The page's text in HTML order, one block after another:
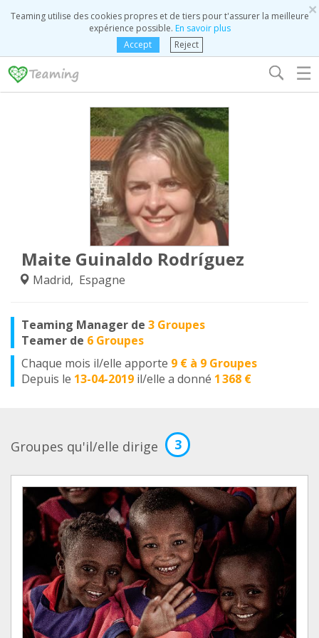
×
Teaming utilise des cookies propres et de tiers pour t'assurer la meilleure
expérience possible. En savoir plus
Accept
Reject
☰
Maite Guinaldo Rodríguez
Madrid, Espagne
Teaming Manager de 3 Groupes
Teamer de 6 Groupes
Chaque mois il/elle apporte 9 € à 9 Groupes
Depuis le 13-04-2019 il/elle a donné 1 368 €
Groupes qu'il/elle dirige 3